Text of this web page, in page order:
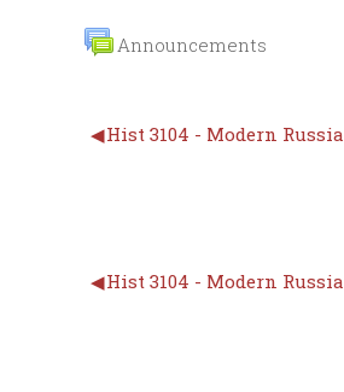
Announcements
◀︎Hist 3104 - Modern Russia
◀︎Hist 3104 - Modern Russia